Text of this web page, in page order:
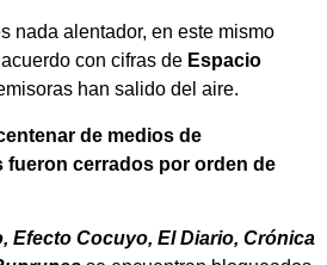
nada alentador, en este mismo
con cifras de Espacio
han salido del aire.
de medios de
fueron cerrados por orden de
Efecto Cocuyo, El Diario, Crónica